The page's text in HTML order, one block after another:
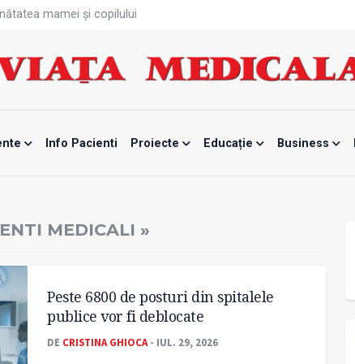
mamei și copilului
la date medicale
screening pentru cancerul pulmonar
Info Pacienti Proiecte Educație Business
MEDICALI »
Peste 6800 de posturi din spitalele
publice vor fi deblocate
DE CRISTINA GHIOCA- IUL. 29, 2026